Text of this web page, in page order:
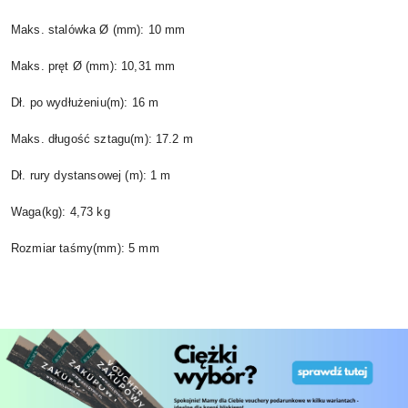
Maks. stalówka Ø (mm): 10 mm
Maks. pręt Ø (mm): 10,31 mm
Dł. po wydłużeniu(m): 16 m
Maks. długość sztagu(m): 17.2 m
Dł. rury dystansowej (m): 1 m
Waga(kg): 4,73 kg
Rozmiar taśmy(mm): 5 mm